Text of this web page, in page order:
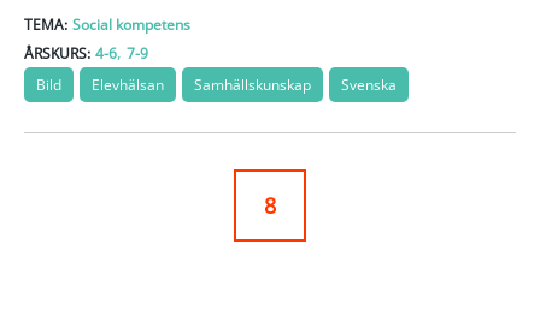
TEMA: Social kompetens
ÅRSKURS: 4-6, 7-9
Bild
Elevhälsan Samhällskunskap Svenska
8